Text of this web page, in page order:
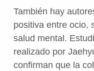
También hay
positiva entre ocio,
salud mental.
realizado por
confirman que la